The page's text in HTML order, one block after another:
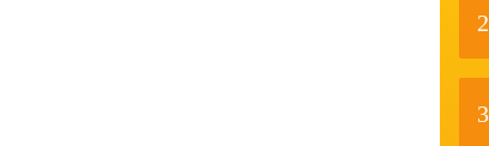
2
3